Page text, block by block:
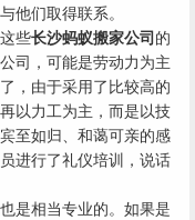
他们取得联系。
些长沙蚂蚁搬家公司的
司，可能是劳动力为主
，由于采用了比较高的
以力工为主，而是以技
至如归、和蔼可亲的感
进行了礼仪培训，说话
是相当专业的。如果是